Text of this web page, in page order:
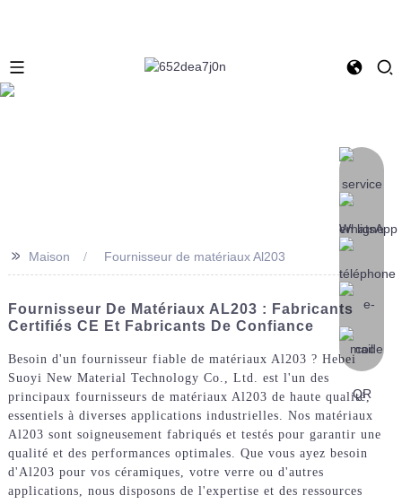
>> Maison Fournisseur de matériaux Al203
Fournisseur De Matériaux AL203 : Fabricants
Certifiés CE Et Fabricants De Confiance
Besoin d'un fournisseur fiable de matériaux Al203 ? Hebei
Suoyi New Material Technology Co., Ltd. est l'un des
principaux fournisseurs de matériaux Al203 de haute qualité,
essentiels à diverses applications industrielles. Nos matériaux
Al203 sont soigneusement fabriqués et testés pour garantir une
qualité et des performances optimales. Que vous ayez besoin
d'Al203 pour vos céramiques, votre verre ou d'autres
applications, nous disposons de l'expertise et des ressources